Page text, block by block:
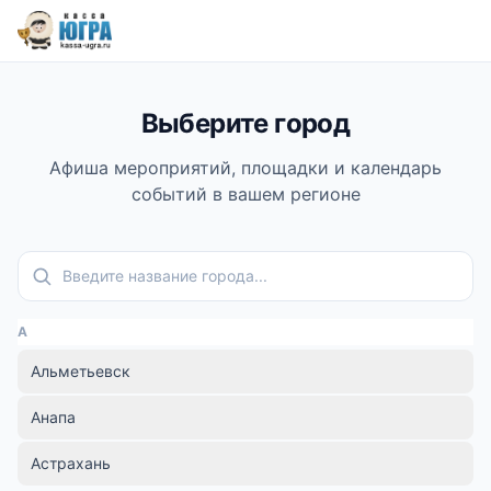
Выберите город
Афиша мероприятий, площадки и календарь
событий в вашем регионе
Поиск города
А
Альметьевск
Анапа
Астрахань